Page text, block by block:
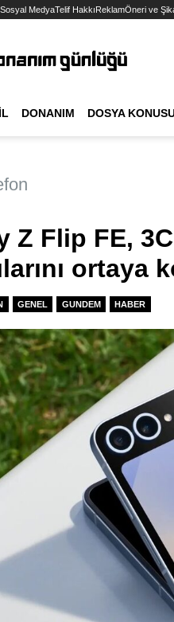
Sosyal MedyaTelif HakkıReklamÖneri ve
DONANIM DOSYA
Z Flip FE,
ortaya
GENEL GUNDEM HABER